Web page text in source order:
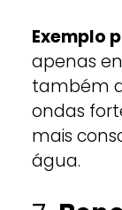
Exemplo
apenas
também
ondas
mais
água.